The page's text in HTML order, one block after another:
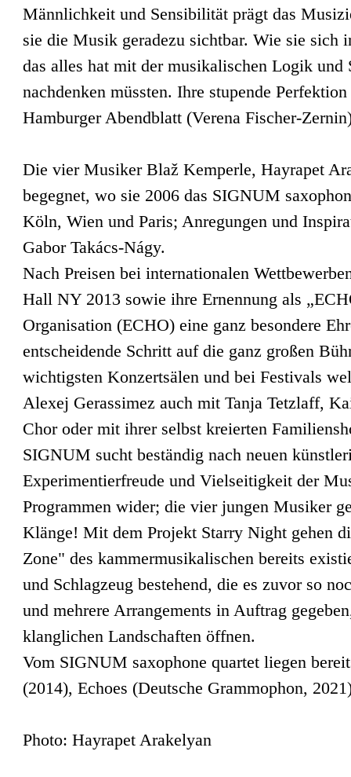
Männlichkeit und Sensibilität prägt das
sie die Musik geradezu sichtbar. Wie sie
das alles hat mit der musikalischen Logik
nachdenken müssten. Ihre stupende
Hamburger Abendblatt (Verena Fischer-
Die vier Musiker Blaž Kemperle, Hayrapet
begegnet, wo sie 2006 das SIGNUM
Köln, Wien und Paris; Anregungen und
Gabor Takács-Nágy.
Nach Preisen bei internationalen
Hall NY 2013 sowie ihre Ernennung als
Organisation (ECHO) eine ganz besondere
entscheidende Schritt auf die ganz großen
wichtigsten Konzertsälen und bei Festivals
Alexej Gerassimez auch mit Tanja Tetzlaff,
Chor oder mit ihrer selbst kreierten
SIGNUM sucht beständig nach neuen
Experimentierfreude und Vielseitigkeit der
Programmen wider; die vier jungen Musiker
Klänge! Mit dem Projekt Starry Night gehen
Zone" des kammermusikalischen bereits
und Schlagzeug bestehend, die es zuvor so
und mehrere Arrangements in Auftrag
klanglichen Landschaften öffnen.
Vom SIGNUM saxophone quartet liegen
(2014), Echoes (Deutsche Grammophon,
Photo: Hayrapet Arakelyan